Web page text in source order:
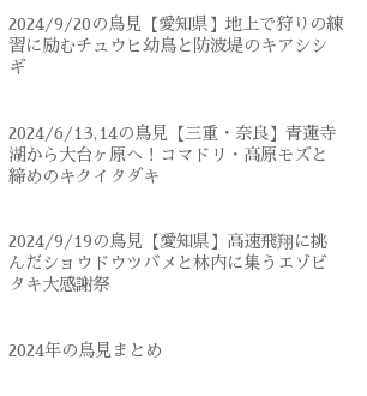
2024/9/20の鳥見【愛知県】地上で狩りの練
習に励むチュウヒ幼鳥と防波堤のキアシシ
ギ
2024/6/13,14の鳥見【三重・奈良】青蓮寺
湖から大台ヶ原へ！コマドリ・高原モズと
締めのキクイタダキ
2024/9/19の鳥見【愛知県】高速飛翔に挑
んだショウドウツバメと林内に集うエゾビ
タキ大感謝祭
2024年の鳥見まとめ